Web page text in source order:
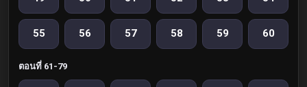
55 56 57 58 59 60
ตอนที่ 61-79